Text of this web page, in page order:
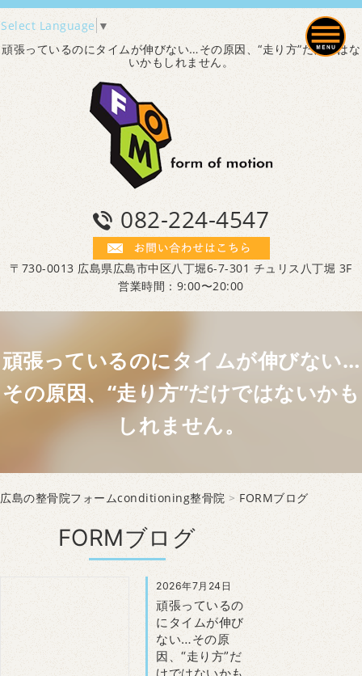
Select Language ▼
頑張っているのにタイムが伸びない…その原因、“走り方”だけではな
いかもしれません。
082-224-4547
〒730-0013 広島県広島市中区八丁堀6-7-301 チュリス八丁堀 3F
営業時間：9:00〜20:00
頑張っているのにタイムが伸びない…
その原因、“走り方”だけではないかも
しれません。
広島の整骨院フォームconditioning整骨院 > FORMブログ
FORMブログ
2026年7月24日
頑張っているの
にタイムが伸び
ない…その原
因、“走り方”だ